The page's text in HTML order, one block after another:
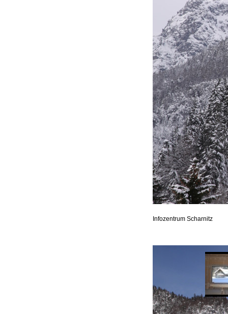
Infozentrum Scharnitz